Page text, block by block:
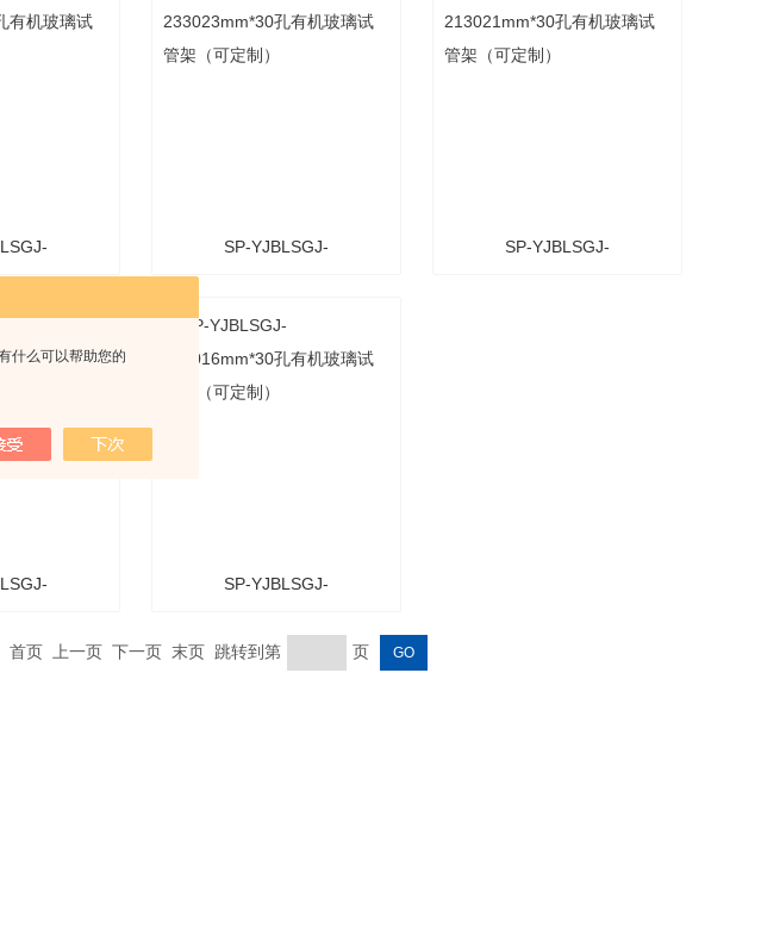
什么可以帮助您的
定制）
SP-YJBLSGJ-
试管架（可定制）
SP-YJBLSGJ-
SP-YJBLSGJ-
163016mm*30孔有机玻璃
首页 上一页 下一页 末页 跳转到第 页